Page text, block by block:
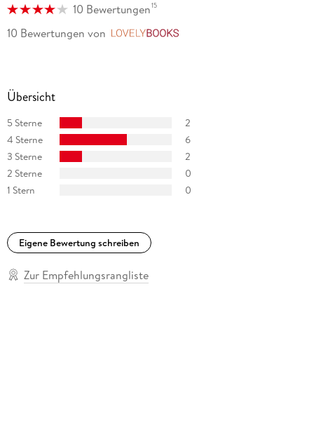
Star Trek
Planet 51
(
),
10 Bewertungen15
10 Bewertungen von
Übersicht
5 Sterne
2
4 Sterne
6
3 Sterne
2
2 Sterne
0
1 Stern
0
Eigene Bewertung schreiben
Zur Empfehlungsrangliste